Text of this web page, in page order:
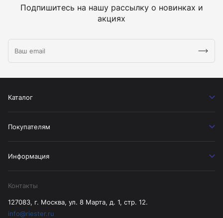
Подпишитесь на нашу рассылку о новинках и
акциях
Каталог
Покупателям
Информация
Контакты
127083, г. Москва, ул. 8 Марта, д. 1, стр. 12.
info@riester.ru